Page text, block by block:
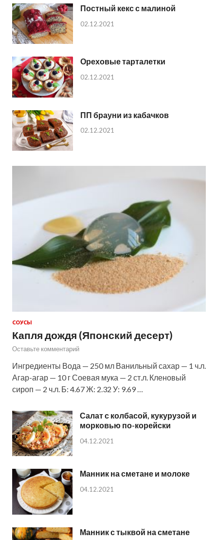
Постный кекс с малиной
02.12.2021
Ореховые тарталетки
02.12.2021
ПП брауни из кабачков
02.12.2021
СОУСЫ
Капля дождя (Японский десерт)
Оставьте комментарий
Ингредиенты Вода — 250 мл Ванильный сахар — 1 ч.л.
Агар-агар — 10 г Соевая мука — 2 ст.л. Кленовый
сироп — 2 ч.л. Б: 4.67 Ж: 2.32 У: 9.69 …
Салат с колбасой, кукурузой и
морковью по-корейски
04.12.2021
Манник на сметане и молоке
04.12.2021
Манник с тыквой на сметане